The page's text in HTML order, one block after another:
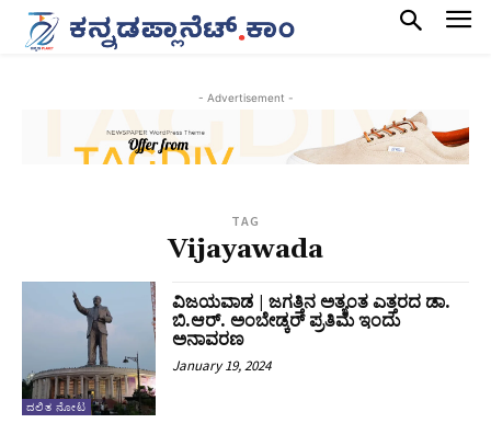
- Advertisement -
TAG
Vijayawada
ದಲಿತ ನೋಟ
ವಿಜಯವಾಡ | ಜಗತ್ತಿನ ಅತ್ಯಂತ ಎತ್ತರದ ಡಾ.
ಬಿ.ಆರ್. ಅಂಬೇಡ್ಕರ್ ಪ್ರತಿಮೆ ಇಂದು
ಅನಾವರಣ
January 19, 2024